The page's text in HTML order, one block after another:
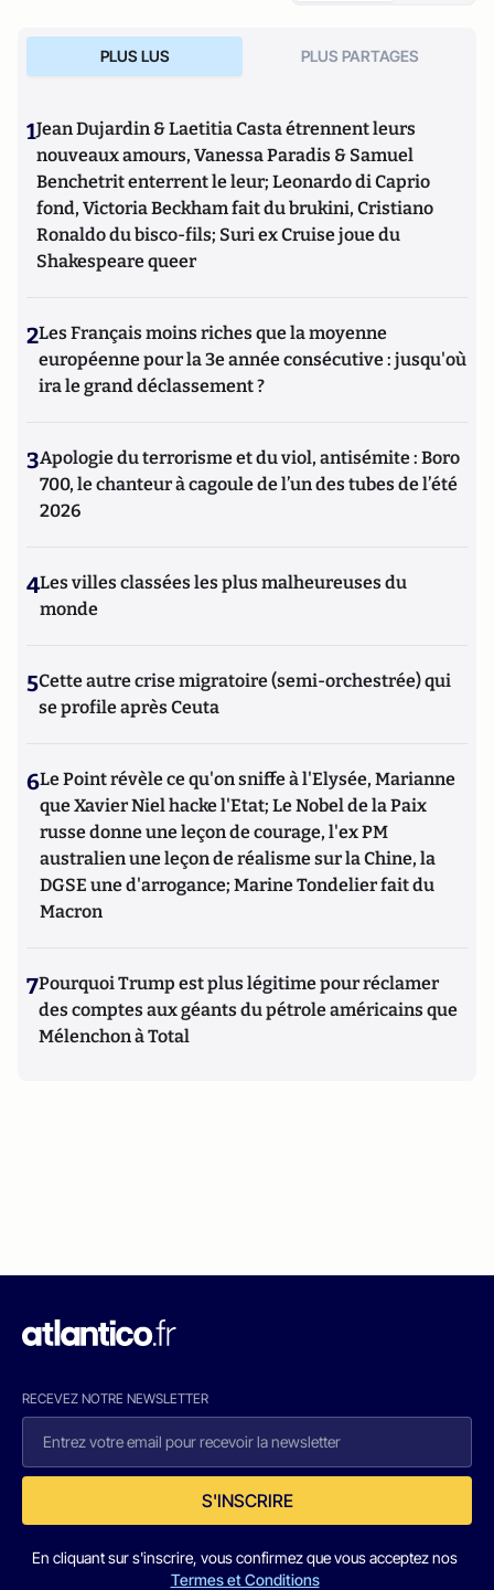
PLUS LUS PLUS PARTAGES
1Jean Dujardin & Laetitia Casta étrennent leurs
nouveaux amours, Vanessa Paradis & Samuel
Benchetrit enterrent le leur; Leonardo di Caprio
fond, Victoria Beckham fait du brukini, Cristiano
Ronaldo du bisco-fils; Suri ex Cruise joue du
Shakespeare queer
2Les Français moins riches que la moyenne
européenne pour la 3e année consécutive : jusqu'où
ira le grand déclassement ?
3Apologie du terrorisme et du viol, antisémite : Boro
700, le chanteur à cagoule de l’un des tubes de l’été
2026
4Les villes classées les plus malheureuses du
monde
5Cette autre crise migratoire (semi-orchestrée) qui
se profile après Ceuta
6Le Point révèle ce qu'on sniffe à l'Elysée, Marianne
que Xavier Niel hacke l'Etat; Le Nobel de la Paix
russe donne une leçon de courage, l'ex PM
australien une leçon de réalisme sur la Chine, la
DGSE une d'arrogance; Marine Tondelier fait du
Macron
7Pourquoi Trump est plus légitime pour réclamer
des comptes aux géants du pétrole américains que
Mélenchon à Total
RECEVEZ NOTRE NEWSLETTER
S'INSCRIRE
En cliquant sur s'inscrire, vous confirmez que vous acceptez nos
Termes et Conditions